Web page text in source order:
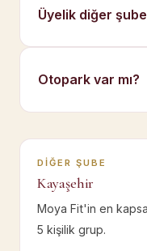
Üyelik diğer
Otopark var mı?
DIĞER ŞUBE
Kayaşehir
Moya Fit'in en
5 kişilik grup.